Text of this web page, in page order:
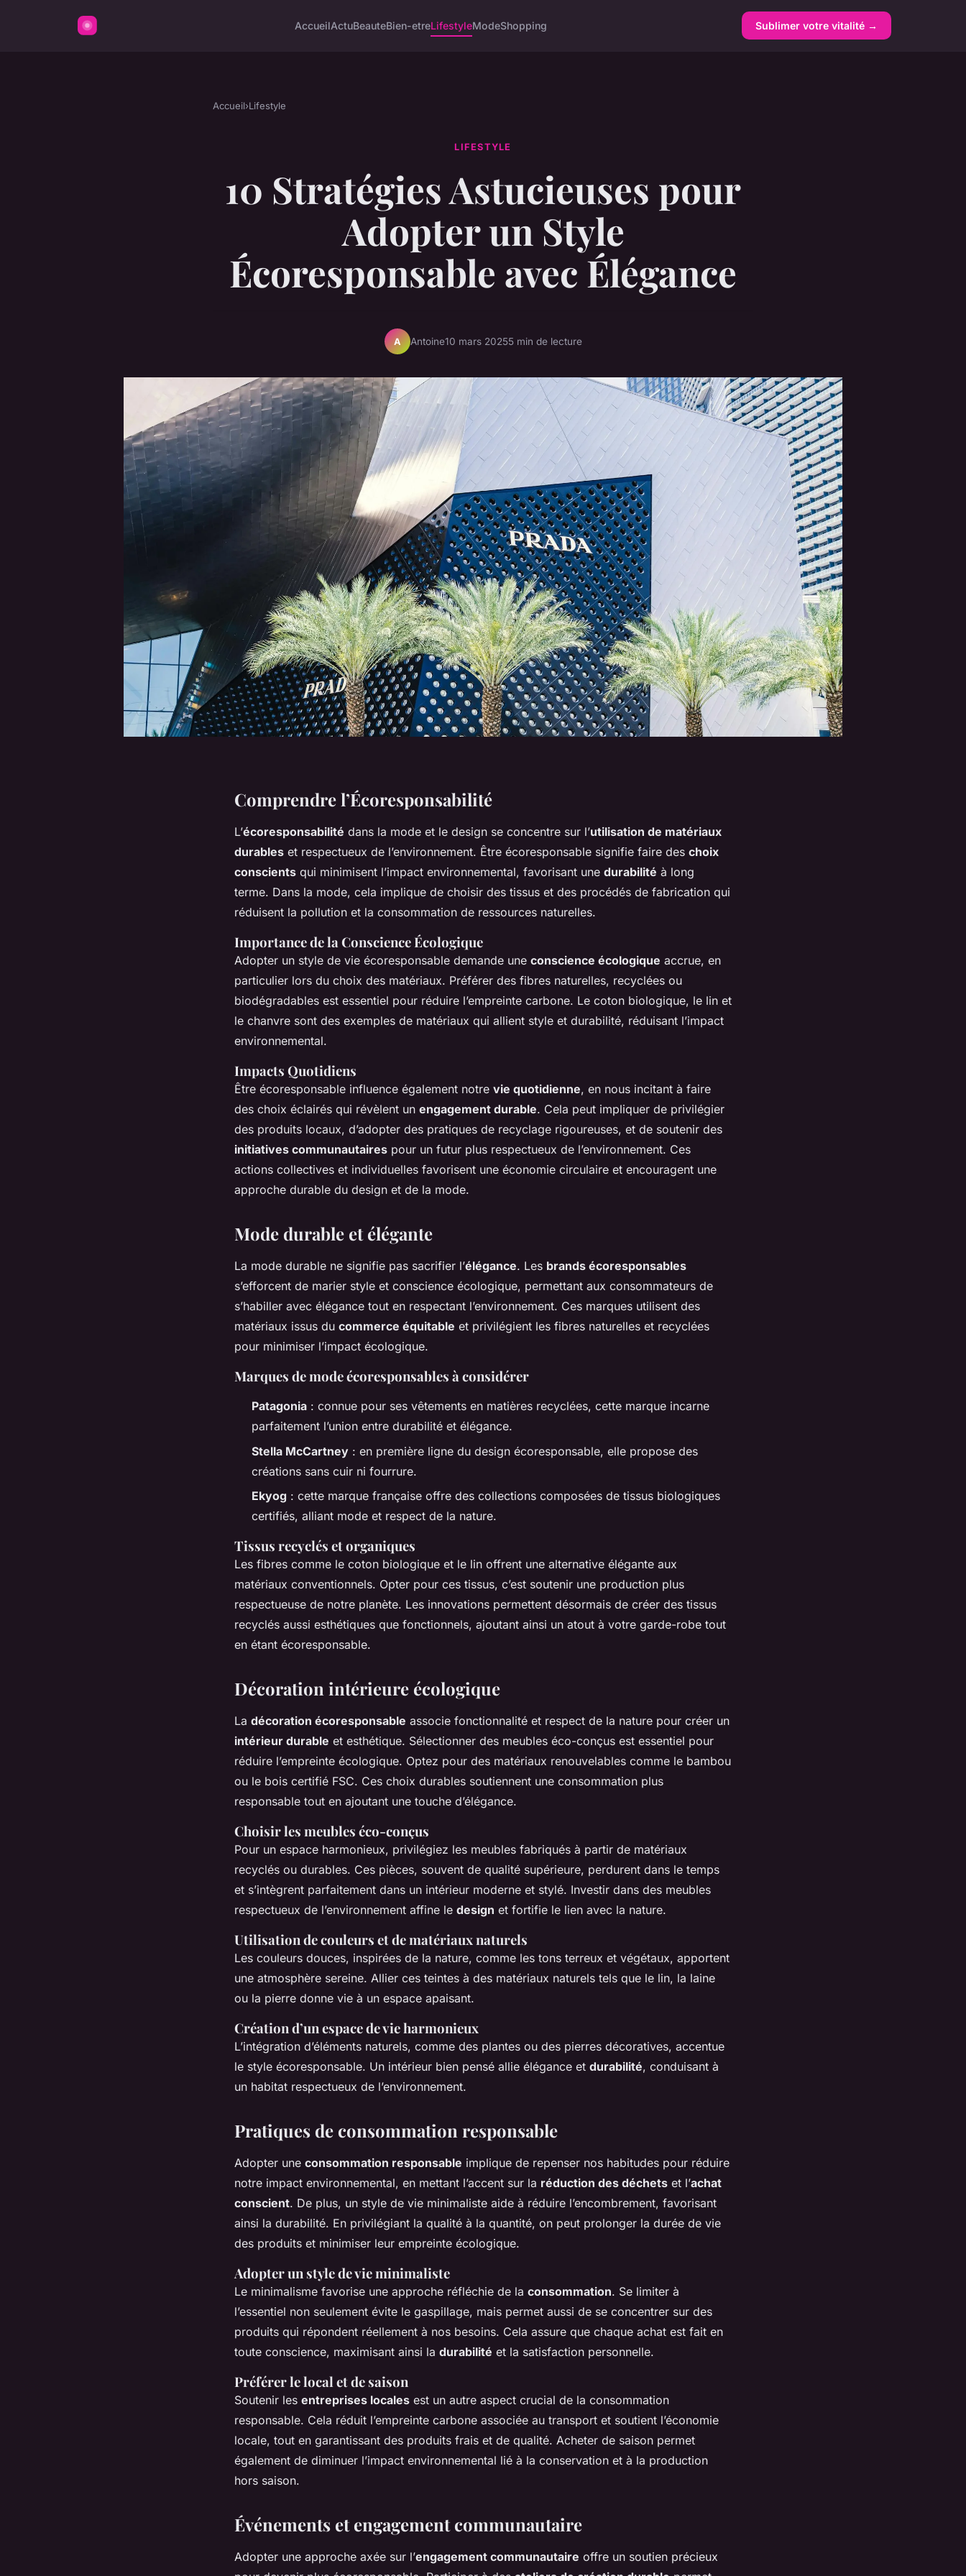
AccueilActuBeauteBien-etreLifestyleModeShopping Sublimer votre vitalité →
Accueil›Lifestyle
LIFESTYLE
10 Stratégies Astucieuses pour
Adopter un Style
Écoresponsable avec Élégance
A Antoine10 mars 20255 min de lecture
Comprendre l’Écoresponsabilité
L’écoresponsabilité dans la mode et le design se concentre sur l’utilisation de matériaux
durables et respectueux de l’environnement. Être écoresponsable signifie faire des choix
conscients qui minimisent l’impact environnemental, favorisant une durabilité à long
terme. Dans la mode, cela implique de choisir des tissus et des procédés de fabrication qui
réduisent la pollution et la consommation de ressources naturelles.
Importance de la Conscience Écologique
Adopter un style de vie écoresponsable demande une conscience écologique accrue, en
particulier lors du choix des matériaux. Préférer des fibres naturelles, recyclées ou
biodégradables est essentiel pour réduire l’empreinte carbone. Le coton biologique, le lin et
le chanvre sont des exemples de matériaux qui allient style et durabilité, réduisant l’impact
environnemental.
Impacts Quotidiens
Être écoresponsable influence également notre vie quotidienne, en nous incitant à faire
des choix éclairés qui révèlent un engagement durable. Cela peut impliquer de privilégier
des produits locaux, d’adopter des pratiques de recyclage rigoureuses, et de soutenir des
initiatives communautaires pour un futur plus respectueux de l’environnement. Ces
actions collectives et individuelles favorisent une économie circulaire et encouragent une
approche durable du design et de la mode.
Mode durable et élégante
La mode durable ne signifie pas sacrifier l’élégance. Les brands écoresponsables
s’efforcent de marier style et conscience écologique, permettant aux consommateurs de
s’habiller avec élégance tout en respectant l’environnement. Ces marques utilisent des
matériaux issus du commerce équitable et privilégient les fibres naturelles et recyclées
pour minimiser l’impact écologique.
Marques de mode écoresponsables à considérer
Patagonia : connue pour ses vêtements en matières recyclées, cette marque incarne
parfaitement l’union entre durabilité et élégance.
Stella McCartney : en première ligne du design écoresponsable, elle propose des
créations sans cuir ni fourrure.
Ekyog : cette marque française offre des collections composées de tissus biologiques
certifiés, alliant mode et respect de la nature.
Tissus recyclés et organiques
Les fibres comme le coton biologique et le lin offrent une alternative élégante aux
matériaux conventionnels. Opter pour ces tissus, c’est soutenir une production plus
respectueuse de notre planète. Les innovations permettent désormais de créer des tissus
recyclés aussi esthétiques que fonctionnels, ajoutant ainsi un atout à votre garde-robe tout
en étant écoresponsable.
Décoration intérieure écologique
La décoration écoresponsable associe fonctionnalité et respect de la nature pour créer un
intérieur durable et esthétique. Sélectionner des meubles éco-conçus est essentiel pour
réduire l’empreinte écologique. Optez pour des matériaux renouvelables comme le bambou
ou le bois certifié FSC. Ces choix durables soutiennent une consommation plus
responsable tout en ajoutant une touche d’élégance.
Choisir les meubles éco-conçus
Pour un espace harmonieux, privilégiez les meubles fabriqués à partir de matériaux
recyclés ou durables. Ces pièces, souvent de qualité supérieure, perdurent dans le temps
et s’intègrent parfaitement dans un intérieur moderne et stylé. Investir dans des meubles
respectueux de l’environnement affine le design et fortifie le lien avec la nature.
Utilisation de couleurs et de matériaux naturels
Les couleurs douces, inspirées de la nature, comme les tons terreux et végétaux, apportent
une atmosphère sereine. Allier ces teintes à des matériaux naturels tels que le lin, la laine
ou la pierre donne vie à un espace apaisant.
Création d’un espace de vie harmonieux
L’intégration d’éléments naturels, comme des plantes ou des pierres décoratives, accentue
le style écoresponsable. Un intérieur bien pensé allie élégance et durabilité, conduisant à
un habitat respectueux de l’environnement.
Pratiques de consommation responsable
Adopter une consommation responsable implique de repenser nos habitudes pour réduire
notre impact environnemental, en mettant l’accent sur la réduction des déchets et l’achat
conscient. De plus, un style de vie minimaliste aide à réduire l’encombrement, favorisant
ainsi la durabilité. En privilégiant la qualité à la quantité, on peut prolonger la durée de vie
des produits et minimiser leur empreinte écologique.
Adopter un style de vie minimaliste
Le minimalisme favorise une approche réfléchie de la consommation. Se limiter à
l’essentiel non seulement évite le gaspillage, mais permet aussi de se concentrer sur des
produits qui répondent réellement à nos besoins. Cela assure que chaque achat est fait en
toute conscience, maximisant ainsi la durabilité et la satisfaction personnelle.
Préférer le local et de saison
Soutenir les entreprises locales est un autre aspect crucial de la consommation
responsable. Cela réduit l’empreinte carbone associée au transport et soutient l’économie
locale, tout en garantissant des produits frais et de qualité. Acheter de saison permet
également de diminuer l’impact environnemental lié à la conservation et à la production
hors saison.
Événements et engagement communautaire
Adopter une approche axée sur l’engagement communautaire offre un soutien précieux